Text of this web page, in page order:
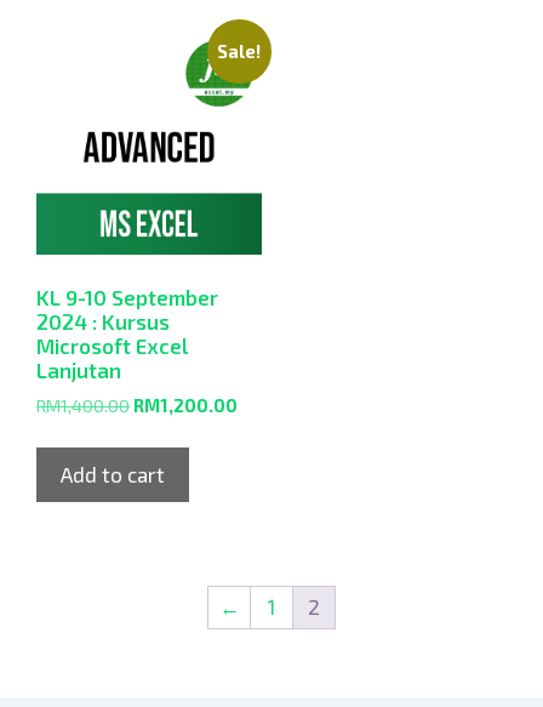
Sale!
KL 9-10 September
2024 : Kursus
Microsoft Excel
Lanjutan
RM1,400.00RM1,200.00
Add to cart
← 1 2